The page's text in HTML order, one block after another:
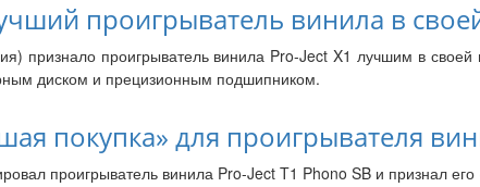
проигрыватель винила в
признало проигрыватель винила Pro-Ject X1 лучшим в
диском и прецизионным подшипником.
покупка» для проигрывателя
проигрыватель винила Pro-Ject T1 Phono SB и признал